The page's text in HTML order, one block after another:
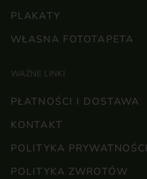
PLAKATY
WŁASNA FOTOTAPETA
WAŻNE LINKI
PŁATNOŚCI I DOSTAWA
KONTAKT
POLITYKA PRYWATNOŚCI
POLITYKA ZWROTÓW